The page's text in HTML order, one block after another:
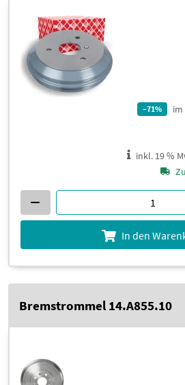
–71% im
inkl. 19 %
In den
Bremstrommel 14.A855.10